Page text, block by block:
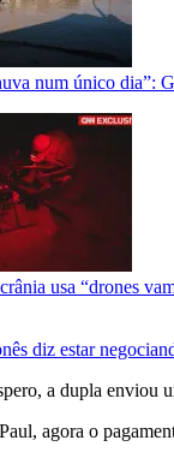
num único dia”:
usa “drones
diz estar
a dupla enviou
agora o